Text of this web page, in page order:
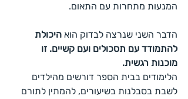
המנעות מתחרות עם התאום.
הדבר השני שנרצה לבדוק הוא היכולת
להתמודד עם תסכולים ועם קשיים. זו
מוכנות רגשית.
הלימודים בבית הספר דורשים מהילדים
לשבת בסבלנות בשיעורים, להמתין לתורם